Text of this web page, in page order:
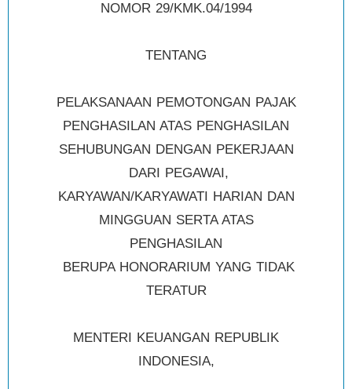
NOMOR 29/KMK.04/1994
TENTANG
PELAKSANAAN PEMOTONGAN PAJAK
PENGHASILAN ATAS PENGHASILAN
SEHUBUNGAN DENGAN PEKERJAAN
DARI PEGAWAI,
KARYAWAN/KARYAWATI HARIAN DAN
MINGGUAN SERTA ATAS
PENGHASILAN
BERUPA HONORARIUM YANG TIDAK
TERATUR
MENTERI KEUANGAN REPUBLIK
INDONESIA,